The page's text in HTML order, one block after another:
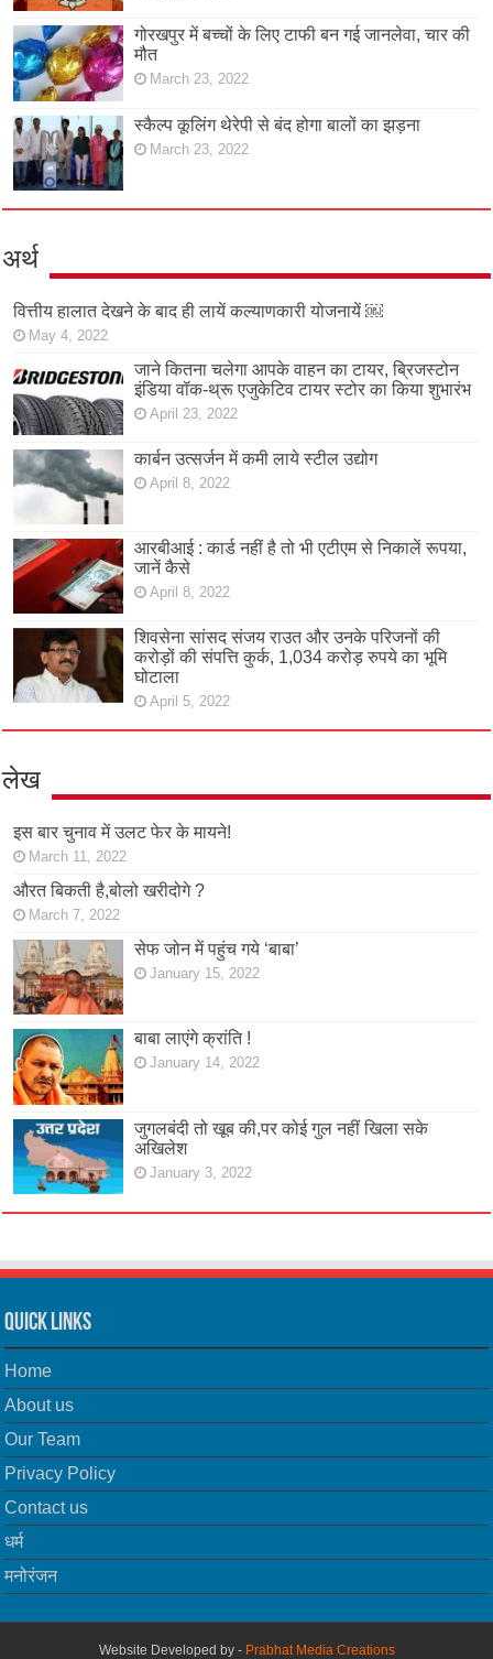
गोरखपुर में बच्चों के लिए टाफी बन गई जानलेवा, चार की
मौत
March 23, 2022
स्कैल्प कूलिंग थेरेपी से बंद होगा बालों का झड़ना
March 23, 2022
अर्थ
वित्तीय हालात देखने के बाद ही लायें कल्याणकारी योजनायें ￼
May 4, 2022
जाने कितना चलेगा आपके वाहन का टायर, ब्रिजस्टोन
इंडिया वॉक-थ्रू एजुकेटिव टायर स्टोर का किया शुभारंभ
April 23, 2022
कार्बन उत्सर्जन में कमी लाये स्टील उद्योग
April 8, 2022
आरबीआई : कार्ड नहीं है तो भी एटीएम से निकालें रूपया,
जानें कैसे
April 8, 2022
शिवसेना सांसद संजय राउत और उनके परिजनों की
करोड़ों की संपत्ति कुर्क, 1,034 करोड़ रुपये का भूमि
घोटाला
April 5, 2022
लेख
इस बार चुनाव में उलट फेर के मायने!
March 11, 2022
औरत बिकती है,बोलो खरीदोगे ?
March 7, 2022
सेफ जोन में पहुंच गये ‘बाबा’
January 15, 2022
बाबा लाएंगे क्रांति !
January 14, 2022
जुगलबंदी तो खूब की,पर कोई गुल नहीं खिला सके
अखिलेश
January 3, 2022
Quick Links
Home
About us
Our Team
Privacy Policy
Contact us
धर्म
मनोरंजन
Website Developed by - Prabhat Media Creations